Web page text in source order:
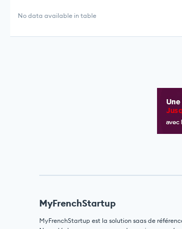
No data available in table
MyFrenchStartup
MyFrenchStartup est la solution saas de